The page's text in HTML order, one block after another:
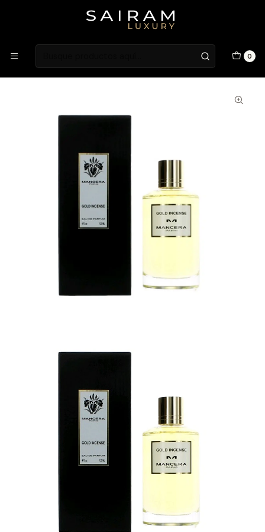
0
Atención en Guardia Vieja 202, Local 1
Inicio Fragancias Fragancias Unisex
Perfume Mancera Gold Incense Unisex Edp 120 ml